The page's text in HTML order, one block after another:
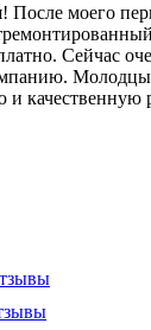
моего
Сейчас
и качественную